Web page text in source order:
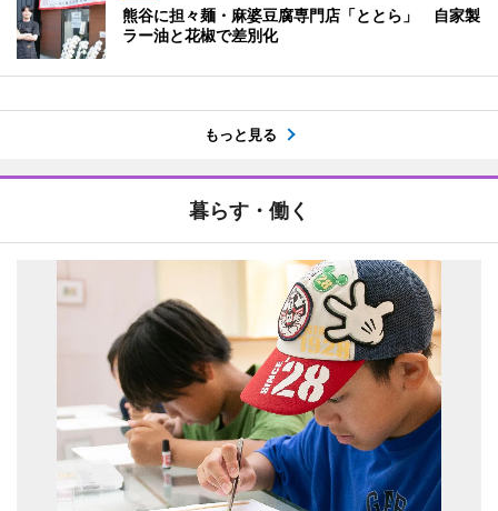
熊谷に担々麺・麻婆豆腐専門店「ととら」 自家製
ラー油と花椒で差別化
もっと見る
暮らす・働く